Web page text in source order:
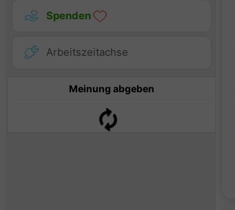
Spenden
Arbeitszeitachse
Meinung abgeben